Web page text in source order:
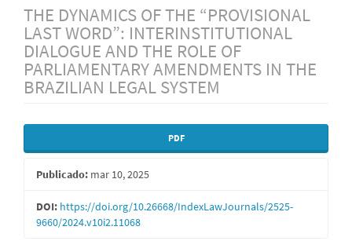
THE DYNAMICS OF THE “PROVISIONAL
LAST WORD”: INTERINSTITUTIONAL
DIALOGUE AND THE ROLE OF
PARLIAMENTARY AMENDMENTS IN THE
BRAZILIAN LEGAL SYSTEM
Barra
lateral
de
artigos
PDF
Publicado: mar 10, 2025
DOI: https://doi.org/10.26668/IndexLawJournals/2525-
9660/2024.v10i2.11068